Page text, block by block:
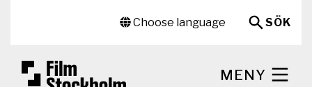
Choose language
SÖK
MENY